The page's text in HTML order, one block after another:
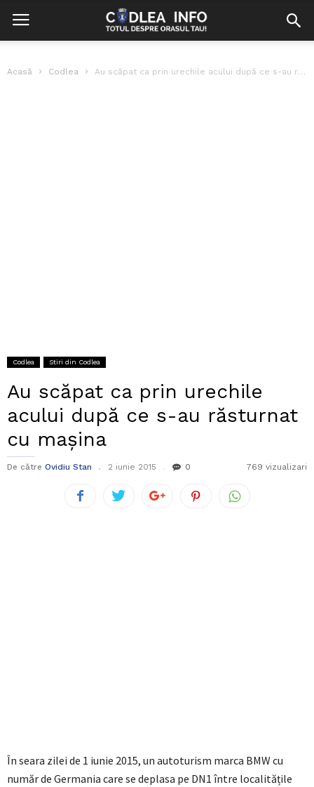
Acasă Codlea Au scăpat ca prin urechile acului după ce s-au răsturnat cu mașina
Codlea Stiri din Codlea
Au scăpat ca prin urechile
acului după ce s-au răsturnat
cu mașina
De către Ovidiu Stan 2 iunie 2015 0 769 vizualizari
În seara zilei de 1 iunie 2015, un autoturism marca BMW cu
număr de Germania care se deplasa pe DN1 între localitățile